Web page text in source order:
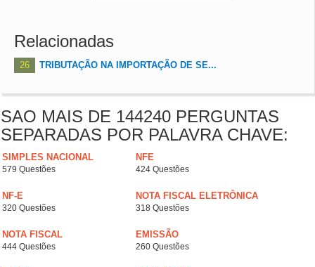
Relacionadas
26 TRIBUTAÇÃO NA IMPORTAÇÃO DE SE...
SAO MAIS DE 144240 PERGUNTAS
SEPARADAS POR PALAVRA CHAVE:
SIMPLES NACIONAL
579 Questões
NFE
424 Questões
NF-E
320 Questões
NOTA FISCAL ELETRÔNICA
318 Questões
NOTA FISCAL
444 Questões
EMISSÃO
260 Questões